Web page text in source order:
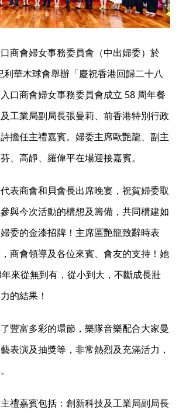
商會婦女事務委員會（中出婦委）於
華木球會舉辦「慶祝香港回歸二十八
口商會婦女事務委員會成立 58 周年餐
工業局副局長張曼莉、前香港特別行政
擔任主禮嘉賓。婦委主席歐艷龍、副主
、高靜、羅偉平在場迎接嘉賓。
表商會和貝會長出席晚宴，祝賀婦委取
與今次活動的構想及籌備，共同構建如
委的金漆招牌！主席區艷龍致辭時表
商會領導及各位來賓、會友的支持！她
來從無到有，從小到大，不斷成長壯
的結果！
豐富多彩的環節，樂隊音樂配合大家曼
表演及抽獎等，非常熱烈及充滿活力，
禮嘉賓包括：創新科技及工業局副局長